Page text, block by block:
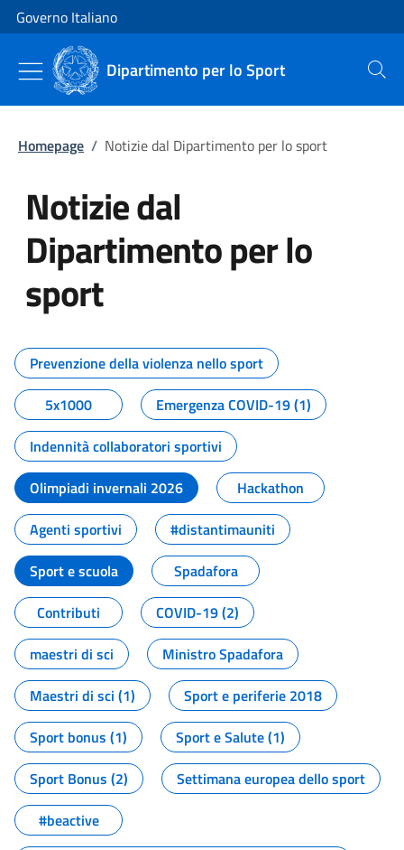
Vai al contenuto
Vai alla navigazione del sito
Governo Italiano
Dipartimento per lo Sport Cerca
Homepage / Notizie dal Dipartimento per lo sport
Notizie dal
Dipartimento per lo
sport
Tutti i contenuti della pagina
Prevenzione della violenza nello sport
5x1000
Emergenza COVID-19 (1)
Indennità collaboratori sportivi
Olimpiadi invernali 2026
Hackathon
Agenti sportivi
#distantimauniti
Sport e scuola
Spadafora
Contributi
COVID-19 (2)
maestri di sci
Ministro Spadafora
Maestri di sci (1)
Sport e periferie 2018
Sport bonus (1)
Sport e Salute (1)
Sport Bonus (2)
Settimana europea dello sport
#beactive